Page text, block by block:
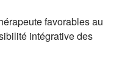
favorables au
intégrative des